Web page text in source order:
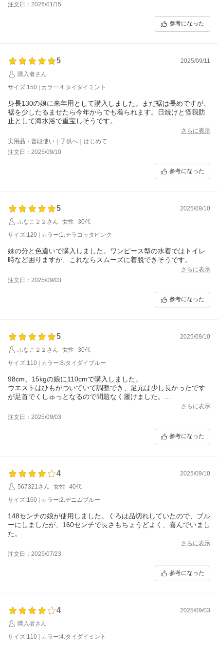
注文日：2026/01/15
参考になった
5
2025/09/11
購入者さん
サイズ:150 | カラー:4.タイダイミント
身長130の娘に来年用として購入しました。まだ裾は長めですが、
裾を少したるませたら今年からでも着られます。日焼けと怪我防
止として海水浴で重宝しそうです。
さらに表示
実用品・普段使い｜子供へ｜はじめて
注文日：2025/09/10
参考になった
5
2025/09/10
ふなこ２２さん
女性
30代
サイズ:120 | カラー:1.テラコッタピンク
妹の分と色違いで購入しました。ワンピース型の水着ではトイレ
時など困りますが、これならスムーズに着脱できそうです。
さらに表示
注文日：2025/09/03
参考になった
5
2025/09/10
ふなこ２２さん
女性
30代
サイズ:110 | カラー:8.タイダイブルー
98cm、15kgの娘に110cmで購入しました。
ウエストはひもがついていて調整でき、足元は少し長かったです
が足首でくしゅっとなるので問題なく履けました。
海水浴やプールのシーズンは終わりましたが、磯遊びなどで着る
予定です。来年も使えそうでよかったです。
さらに表示
注文日：2025/09/03
参考になった
4
2025/09/10
567321さん
女性
40代
サイズ:160 | カラー:2.デニムブルー
148センチの娘が使用しました。くろは品切れしていたので、ブル
ーにしましたが、160センチで長さもちょうどよく、喜んでいまし
た。
さらに表示
注文日：2025/07/23
参考になった
4
2025/09/03
購入者さん
サイズ:110 | カラー:4.タイダイミント